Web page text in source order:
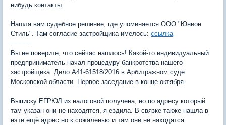
нибудь контакты.
Нашла вам судебное решение, где упоминается ООО "Юнион
Стиль". Там согласие застройщика имелось: ссылка
----------
Вы не поверите, что сейчас нашлось! Какой-то индивидуальный
предприниматель начал процедуру банкротства нашего
застройщика. Дело А41-61518/2016 в Арбитражном суде
Московской области. Первое заседание в конце октября.
Выписку ЕГРЮЛ из налоговой получена, но по адресу который
там указан они не находятся, я ездила. В связке также нашла в
нэте ещё адрес но к сожаленью и там они не находятся.